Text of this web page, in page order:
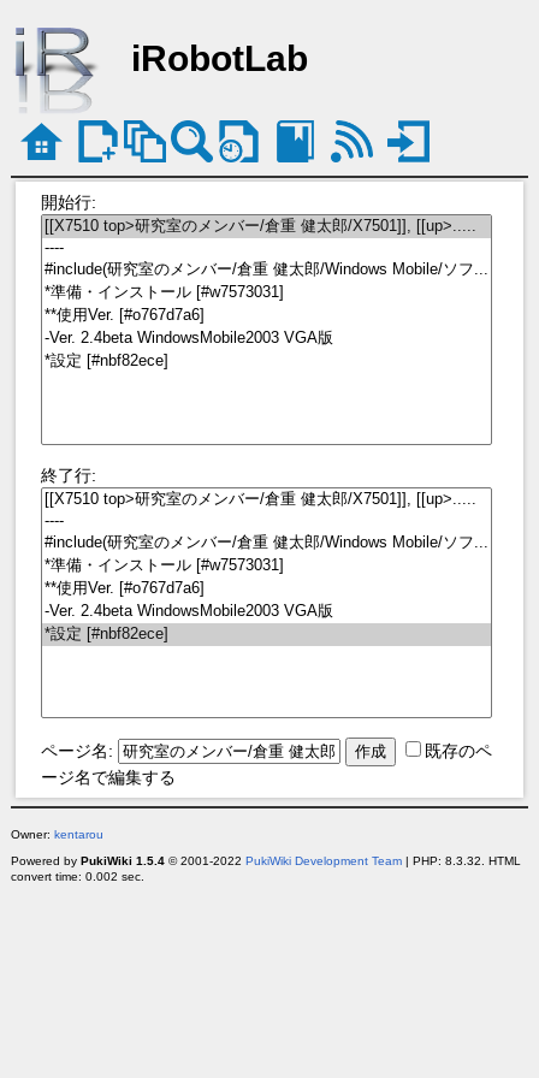
iRobotLab
開始行:
終了行:
ページ名:
既存のペ
ージ名で編集する
Owner: kentarou
Powered by PukiWiki 1.5.4© 2001-2022 PukiWiki Development Team| PHP: 8.3.32. HTML
convert time: 0.002 sec.